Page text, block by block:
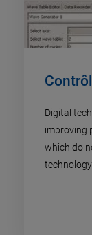
Digital
improving
which do
technology.